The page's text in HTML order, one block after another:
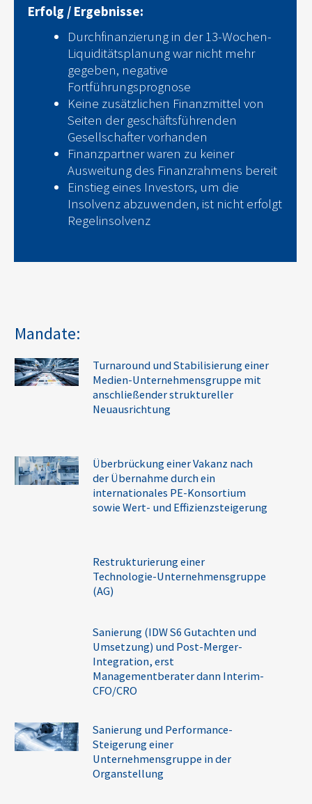
Erfolg / Ergebnisse:
Durchfinanzierung in der 13-Wochen-
Liquiditätsplanung war nicht mehr
gegeben, negative
Fortführungsprognose
Keine zusätzlichen Finanzmittel von
Seiten der geschäftsführenden
Gesellschafter vorhanden
Finanzpartner waren zu keiner
Ausweitung des Finanzrahmens bereit
Einstieg eines Investors, um die
Insolvenz abzuwenden, ist nicht erfolgt
Regelinsolvenz
Mandate:
Turnaround und Stabilisierung einer
Medien-Unternehmensgruppe mit
anschließender struktureller
Neuausrichtung
Überbrückung einer Vakanz nach
der Übernahme durch ein
internationales PE-Konsortium
sowie Wert- und Effizienzsteigerung
Restrukturierung einer
Technologie-Unternehmensgruppe
(AG)
Sanierung (IDW S6 Gutachten und
Umsetzung) und Post-Merger-
Integration, erst
Managementberater dann Interim-
CFO/CRO
Sanierung und Performance-
Steigerung einer
Unternehmensgruppe in der
Organstellung